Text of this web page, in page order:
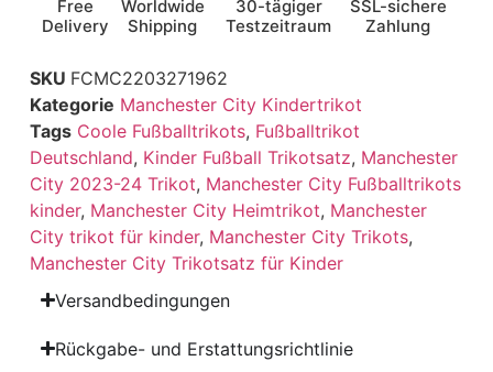
Free
Delivery
Worldwide
Shipping
30-tägiger
Testzeitraum
SSL-sichere
Zahlung
SKU FCMC2203271962
Kategorie Manchester City Kindertrikot
Tags Coole Fußballtrikots, Fußballtrikot
Deutschland, Kinder Fußball Trikotsatz, Manchester
City 2023-24 Trikot, Manchester City Fußballtrikots
kinder, Manchester City Heimtrikot, Manchester
City trikot für kinder, Manchester City Trikots,
Manchester City Trikotsatz für Kinder
Versandbedingungen
Rückgabe- und Erstattungsrichtlinie